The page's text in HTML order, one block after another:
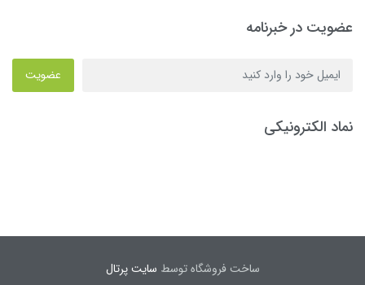
عضویت در خبرنامه
عضویت
نماد الکترونیکی
ساخت فروشگاه توسط سایت پرتال